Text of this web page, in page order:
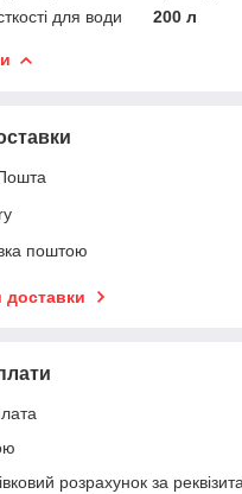
для води
200 л
поштою
доставки
розрахунок за